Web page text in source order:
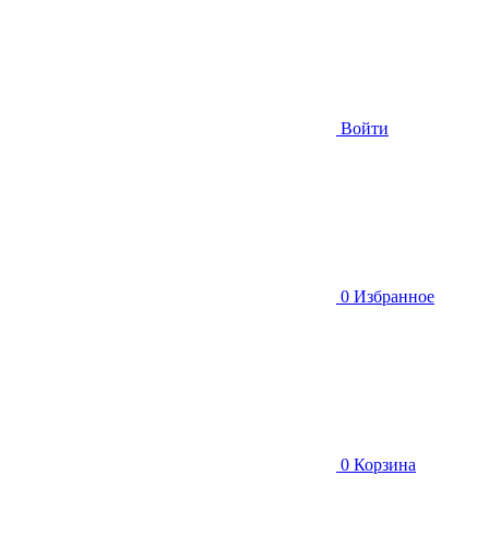
Войти
0 Избранное
0 Корзина